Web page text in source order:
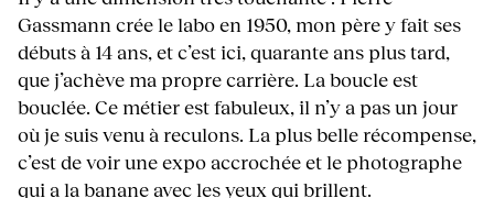
Gassmann crée le labo en 1950, mon père y fait ses
débuts à 14 ans, et c’est ici, quarante ans plus tard,
que j’achève ma propre carrière. La boucle est
bouclée. Ce métier est fabuleux, il n’y a pas un jour
où je suis venu à reculons. La plus belle récompense,
c’est de voir une expo accrochée et le photographe
qui a la banane avec les yeux qui brillent.